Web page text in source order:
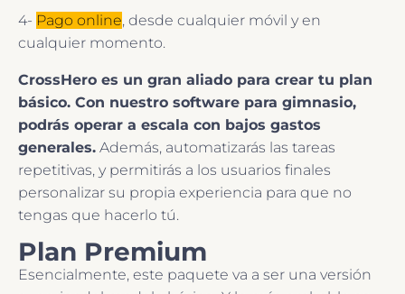
4- Pago online, desde cualquier móvil y en
cualquier momento.
CrossHero es un gran aliado para crear tu plan
básico. Con nuestro software para gimnasio,
podrás operar a escala con bajos gastos
generales. Además, automatizarás las tareas
repetitivas, y permitirás a los usuarios finales
personalizar su propia experiencia para que no
tengas que hacerlo tú.
Plan Premium
Esencialmente, este paquete va a ser una versión